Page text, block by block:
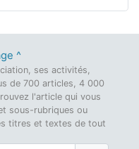
^
ses activités,
de 700 articles, 4 000
l'article qui vous
sous-rubriques ou
titres et textes de tout